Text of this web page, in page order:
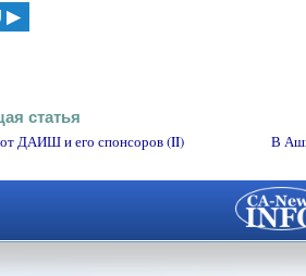
статья
ДАИШ и его спонсоров (II) В